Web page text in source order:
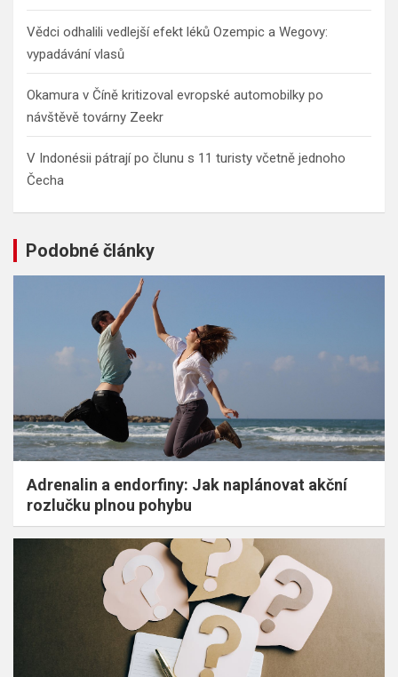
Vědci odhalili vedlejší efekt léků Ozempic a Wegovy:
vypadávání vlasů
Okamura v Číně kritizoval evropské automobilky po
návštěvě továrny Zeekr
V Indonésii pátrají po člunu s 11 turisty včetně jednoho
Čecha
Podobné články
Adrenalin a endorfiny: Jak naplánovat akční
rozlučku plnou pohybu